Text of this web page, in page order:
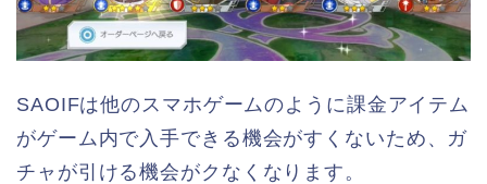
SAOIFは他のスマホゲームのように課金アイテム
がゲーム内で入手できる機会がすくないため、ガ
チャが引ける機会がクなくなります。